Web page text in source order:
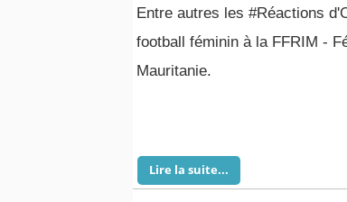
Entre autres les #Réactions
football féminin à la FFRIM -
Mauritanie.
Lire la suite...